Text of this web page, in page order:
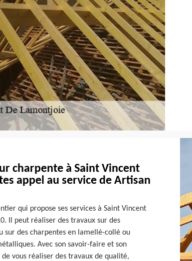
charpente à Saint Vincent
appel au service de Artisan
qui propose ses services à Saint Vincent
Il peut réaliser des travaux sur des
sur des charpentes en lamellé-collé ou
Avec son savoir-faire et son
vous réaliser des travaux de qualité,